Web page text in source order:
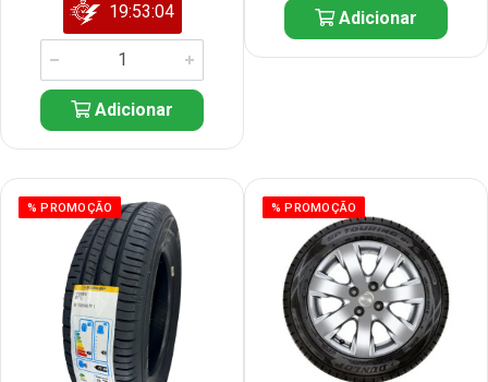
Adicionar
19:53:03
Adicionar
% PROMOÇÃO % PROMOÇÃO